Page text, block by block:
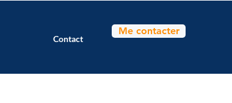
Contact
Me contacter